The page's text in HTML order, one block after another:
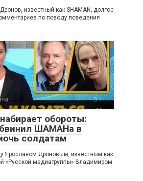
известный как SHAMAN, долгое
по поводу поведения
1
обороты:
ШАМАНа в
солдатам
Ярославом Дроновым, известным как
«Русской медиагруппы» Владимиром